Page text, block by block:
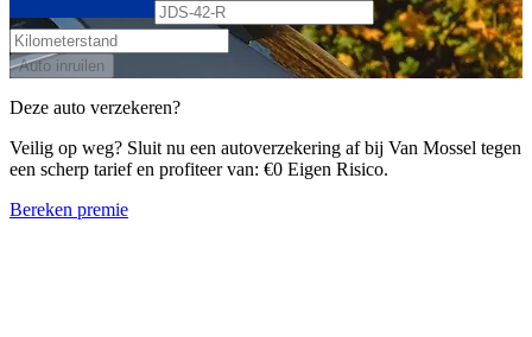
Auto inruilen
Deze auto verzekeren?
Veilig op weg? Sluit nu een autoverzekering af bij Van Mossel tegen
een scherp tarief en profiteer van: €0 Eigen Risico.
Bereken premie